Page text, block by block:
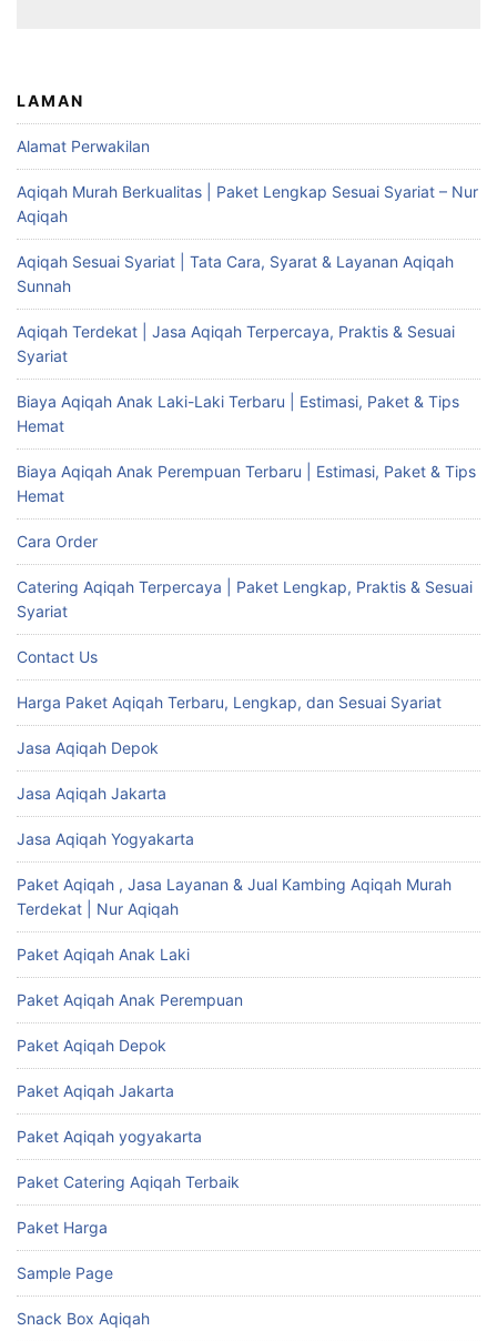
LAMAN
Alamat Perwakilan
Aqiqah Murah Berkualitas | Paket Lengkap Sesuai Syariat – Nur
Aqiqah
Aqiqah Sesuai Syariat | Tata Cara, Syarat & Layanan Aqiqah
Sunnah
Aqiqah Terdekat | Jasa Aqiqah Terpercaya, Praktis & Sesuai
Syariat
Biaya Aqiqah Anak Laki-Laki Terbaru | Estimasi, Paket & Tips
Hemat
Biaya Aqiqah Anak Perempuan Terbaru | Estimasi, Paket & Tips
Hemat
Cara Order
Catering Aqiqah Terpercaya | Paket Lengkap, Praktis & Sesuai
Syariat
Contact Us
Harga Paket Aqiqah Terbaru, Lengkap, dan Sesuai Syariat
Jasa Aqiqah Depok
Jasa Aqiqah Jakarta
Jasa Aqiqah Yogyakarta
Paket Aqiqah , Jasa Layanan & Jual Kambing Aqiqah Murah
Terdekat | Nur Aqiqah
Paket Aqiqah Anak Laki
Paket Aqiqah Anak Perempuan
Paket Aqiqah Depok
Paket Aqiqah Jakarta
Paket Aqiqah yogyakarta
Paket Catering Aqiqah Terbaik
Paket Harga
Sample Page
Snack Box Aqiqah